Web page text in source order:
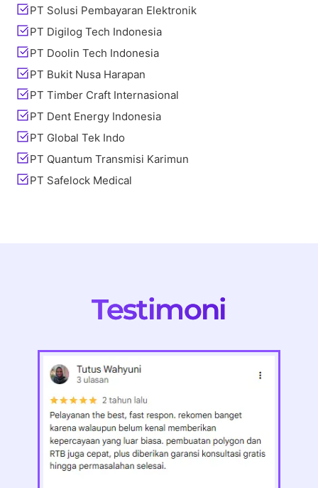
PT Solusi Pembayaran Elektronik
PT Digilog Tech Indonesia
PT Doolin Tech Indonesia
PT Bukit Nusa Harapan
PT Timber Craft Internasional
PT Dent Energy Indonesia
PT Global Tek Indo
PT Quantum Transmisi Karimun
PT Safelock Medical
Testimoni